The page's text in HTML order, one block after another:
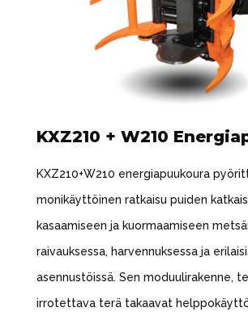
KXZ210 + W210
KXZ210+W210 energiapuukoura
monikäyttöinen ratkaisu puiden
kasaamiseen ja kuormaamiseen
raivauksessa, harvennuksessa ja
asennustöissä. Sen moduulirakenne,
irrotettava terä takaavat